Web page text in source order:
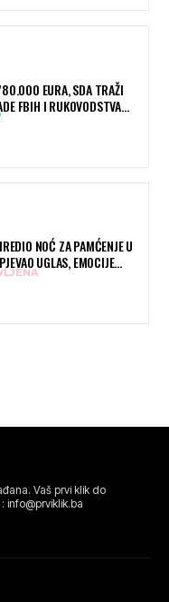
EURA, SDA TRAŽI
FBIH I RUKOVODSTVA
NOĆ ZA PAMĆENJE U
UGLAS, EMOCIJE
Vaš prvi klik do
info@prviklik.ba